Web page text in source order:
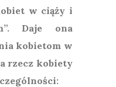
w ciąży i
Daje ona
kobietom w
rzecz kobiety